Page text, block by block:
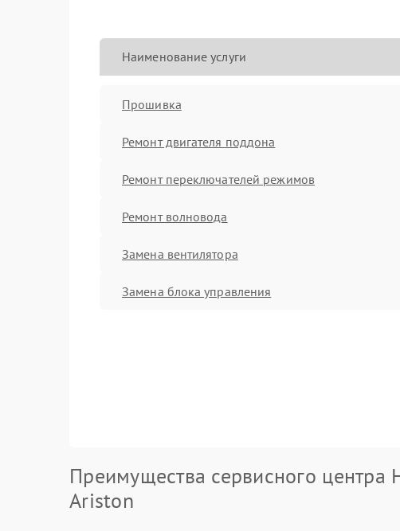
Наименование услуги
Прошивка
Ремонт двигателя поддона
Ремонт переключателей режимов
Ремонт волновода
Замена вентилятора
Замена блока управления
Преимущества сервисного центра
Ariston